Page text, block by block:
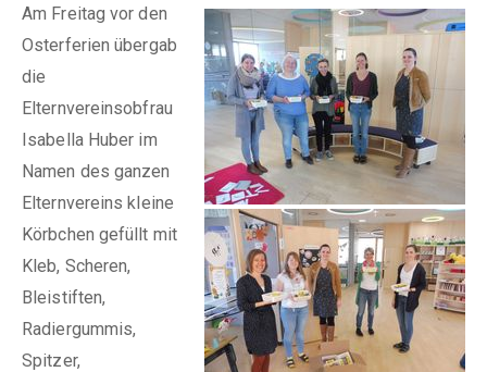
Am Freitag vor den
Osterferien übergab
die
Elternvereinsobfrau
Isabella Huber im
Namen des ganzen
Elternvereins kleine
Körbchen gefüllt mit
Kleb, Scheren,
Bleistiften,
Radiergummis,
Spitzer,